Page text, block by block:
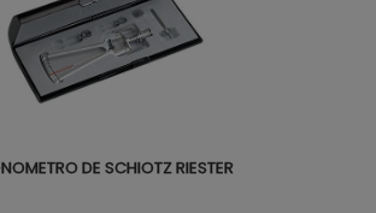
DE SCHIOTZ RIESTER